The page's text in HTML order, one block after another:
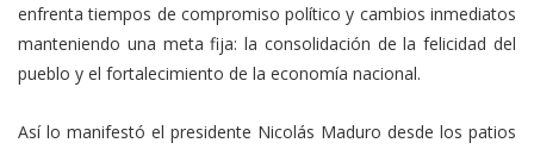
enfrenta tiempos de compromiso político y cambios inmediatos
manteniendo una meta fija: la consolidación de la felicidad del
pueblo y el fortalecimiento de la economía nacional.
Así lo manifestó el presidente Nicolás Maduro desde los patios